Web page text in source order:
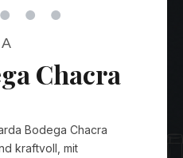
Chacra
Bodega Chacra
kraftvoll, mit